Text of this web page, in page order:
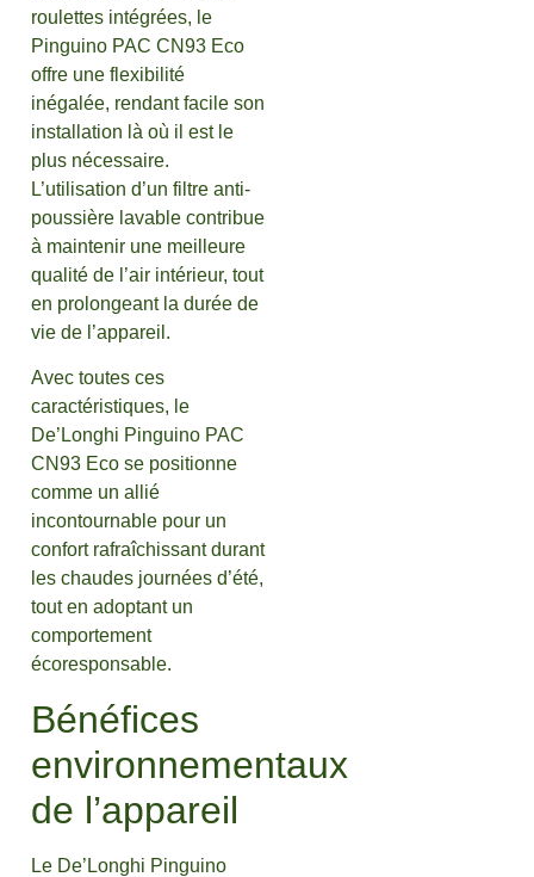
roulettes intégrées, le
Pinguino PAC CN93 Eco
offre une flexibilité
inégalée, rendant facile son
installation là où il est le
plus nécessaire.
L’utilisation d’un filtre anti-
poussière lavable contribue
à maintenir une meilleure
qualité de l’air intérieur, tout
en prolongeant la durée de
vie de l’appareil.
Avec toutes ces
caractéristiques, le
De’Longhi Pinguino PAC
CN93 Eco se positionne
comme un allié
incontournable pour un
confort rafraîchissant durant
les chaudes journées d’été,
tout en adoptant un
comportement
écoresponsable.
Bénéfices
environnementaux
de l’appareil
Le De’Longhi Pinguino